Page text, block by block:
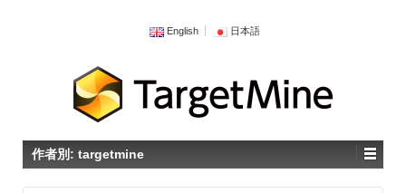
English 日本語
作者別: targetmine